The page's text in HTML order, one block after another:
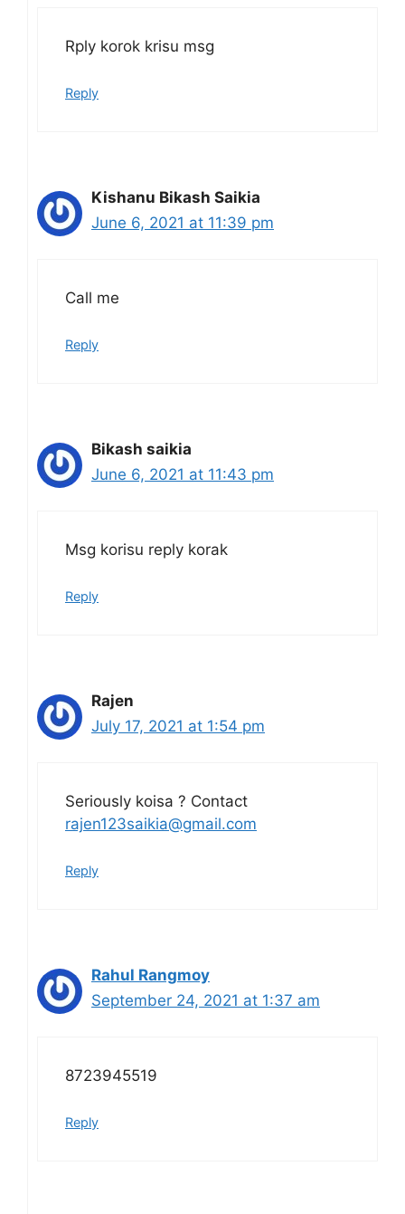
Rply korok krisu msg
Reply
Kishanu Bikash Saikia
June 6, 2021 at 11:39 pm
Call me
Reply
Bikash saikia
June 6, 2021 at 11:43 pm
Msg korisu reply korak
Reply
Rajen
July 17, 2021 at 1:54 pm
Seriously koisa ? Contact
rajen123saikia@gmail.com
Reply
Rahul Rangmoy
September 24, 2021 at 1:37 am
8723945519
Reply